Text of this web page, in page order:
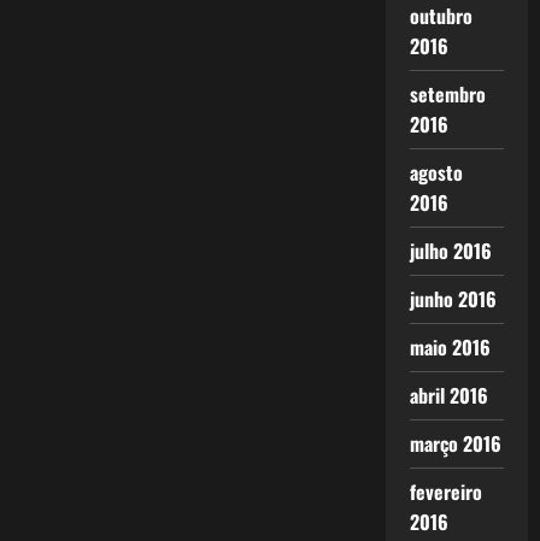
outubro
2016
setembro
2016
agosto
2016
julho 2016
junho 2016
maio 2016
abril 2016
março 2016
fevereiro
2016